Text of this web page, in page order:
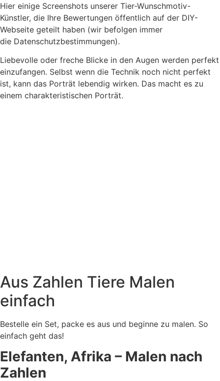
Hier einige Screenshots unserer Tier-Wunschmotiv-
Künstler, die Ihre Bewertungen öffentlich auf der DIY-
Webseite geteilt haben (wir befolgen immer
die Datenschutzbestimmungen).
Liebevolle oder freche Blicke in den Augen werden perfekt
einzufangen. Selbst wenn die Technik noch nicht perfekt
ist, kann das Porträt lebendig wirken. Das macht es zu
einem charakteristischen Porträt.
Aus Zahlen Tiere Malen
einfach
Bestelle ein Set, packe es aus und beginne zu malen. So
einfach geht das!
Elefanten, Afrika – Malen nach
Zahlen